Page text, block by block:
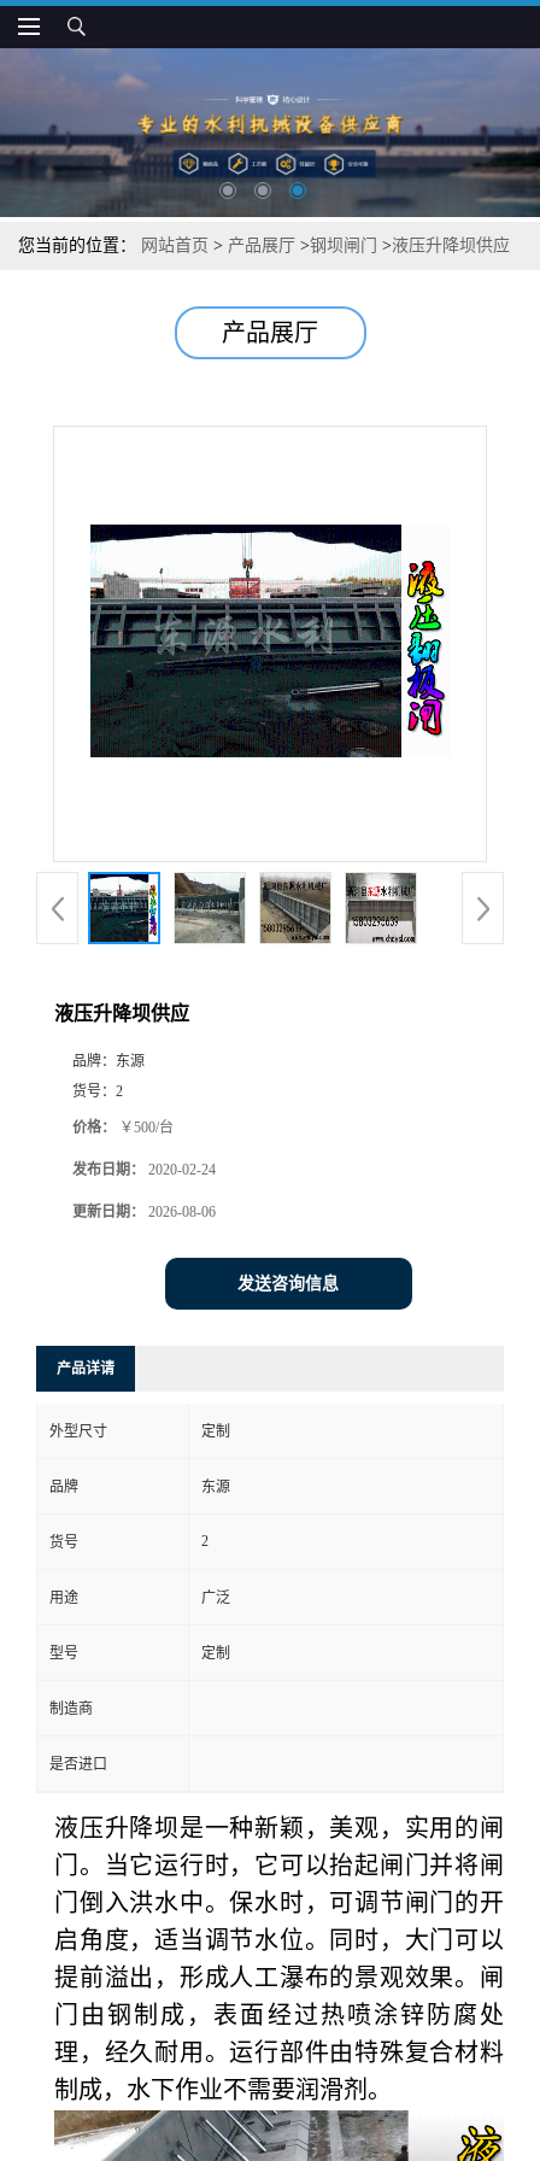
您当前的位置： 网站首页 > 产品展厅 >钢坝闸门 >液压升降坝供应
产品展厅
液压升降坝供应
品牌： 东源
货号： 2
价格： ￥500/台
发布日期： 2020-02-24
更新日期： 2026-08-06
发送咨询信息
产品详请
外型尺寸 定制
品牌 东源
货号 2
用途 广泛
型号 定制
制造商
是否进口
液压升降坝是一种新颖，美观，实用的闸
门。当它运行时，它可以抬起闸门并将闸
门倒入洪水中。保水时，可调节闸门的开
启角度，适当调节水位。同时，大门可以
提前溢出，形成人工瀑布的景观效果。 闸
门由钢制成，表面经过热喷涂锌防腐处
理，经久耐用。运行部件由特殊复合材料
制成，水下作业不需要润滑剂。